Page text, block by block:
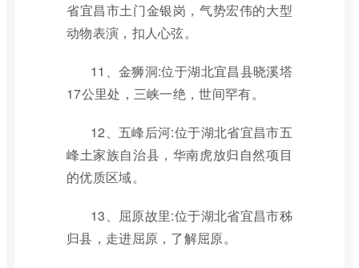
省宜昌市土门金银岗，气势宏伟的大型
动物表演，扣人心弦。
11、金狮洞:位于湖北宜昌县晓溪塔
17公里处，三峡一绝，世间罕有。
12、五峰后河:位于湖北省宜昌市五
峰土家族自治县，华南虎放归自然项目
的优质区域。
13、屈原故里:位于湖北省宜昌市秭
归县，走进屈原，了解屈原。